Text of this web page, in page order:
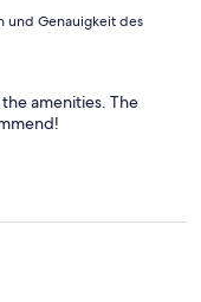
und Genauigkeit des
amenities. The